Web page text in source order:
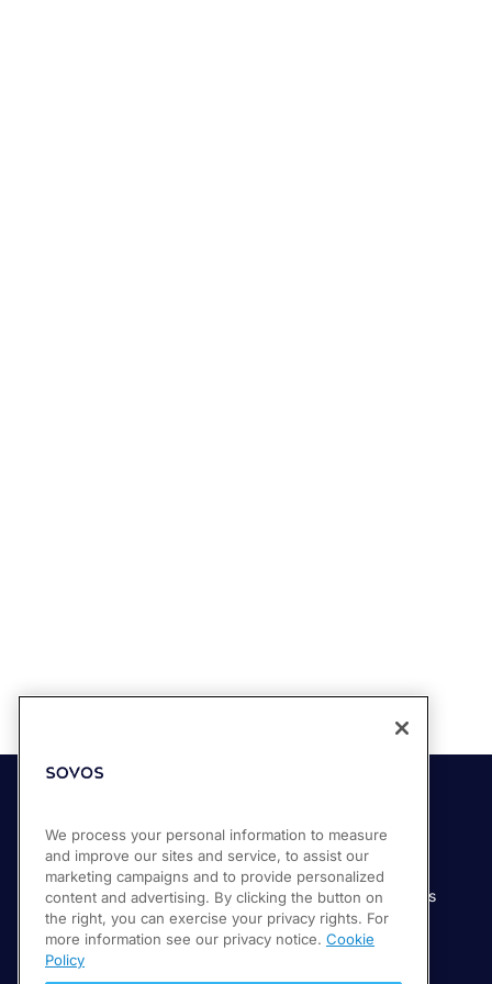
Soluciones
Compliance Cloud
Productos
Servicios
Industrias
Manufactura
Servicios financieros
Servicios digitales
We process your personal information to measure
and improve our sites and service, to assist our
marketing campaigns and to provide personalized
content and advertising. By clicking the button on
the right, you can exercise your privacy rights. For
more information see our privacy notice. Cookie
Policy